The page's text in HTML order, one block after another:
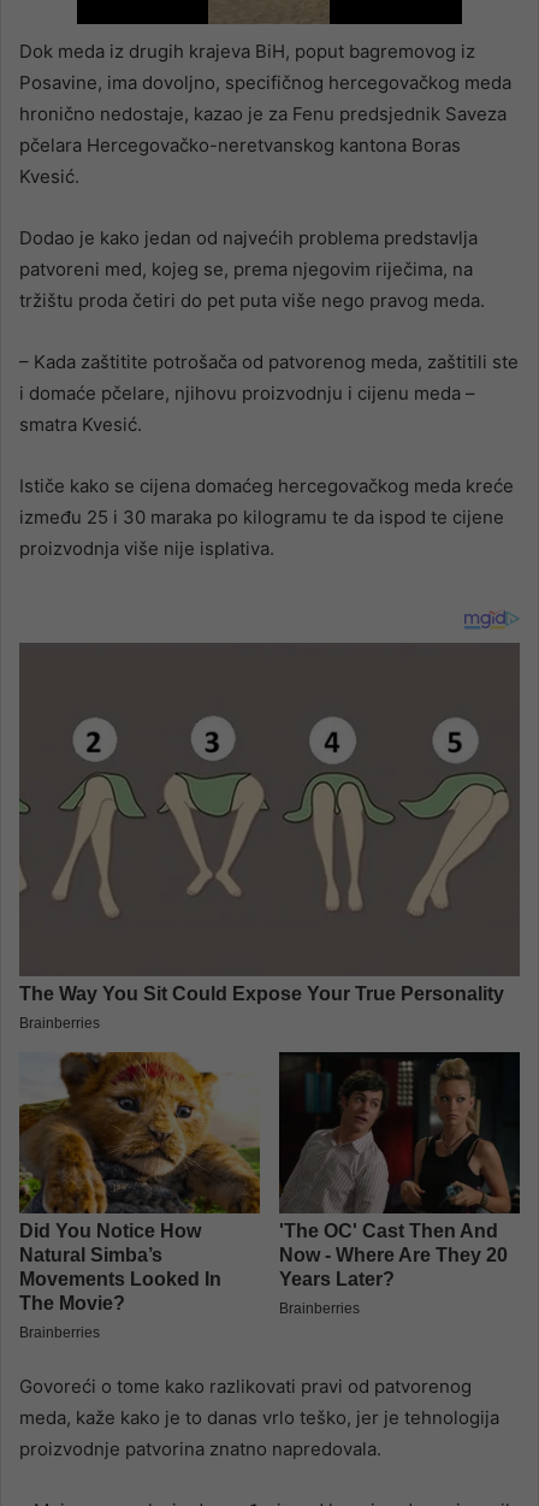
Dok meda iz drugih krajeva BiH, poput bagremovog iz
Posavine, ima dovoljno, specifičnog hercegovačkog meda
hronično nedostaje, kazao je za Fenu predsjednik Saveza
pčelara Hercegovačko-neretvanskog kantona Boras
Kvesić.
Dodao je kako jedan od najvećih problema predstavlja
patvoreni med, kojeg se, prema njegovim riječima, na
tržištu proda četiri do pet puta više nego pravog meda.
– Kada zaštitite potrošača od patvorenog meda, zaštitili ste
i domaće pčelare, njihovu proizvodnju i cijenu meda –
smatra Kvesić.
Ističe kako se cijena domaćeg hercegovačkog meda kreće
između 25 i 30 maraka po kilogramu te da ispod te cijene
proizvodnja više nije isplativa.
Govoreći o tome kako razlikovati pravi od patvorenog
meda, kaže kako je to danas vrlo teško, jer je tehnologija
proizvodnje patvorina znatno napredovala.